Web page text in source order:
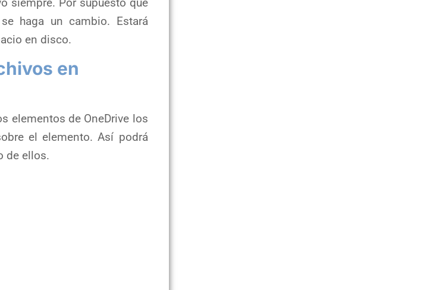
siempre. Por supuesto que
haga un cambio. Estará
en disco.
en
elementos de OneDrive los
el elemento. Así podrá
de ellos.